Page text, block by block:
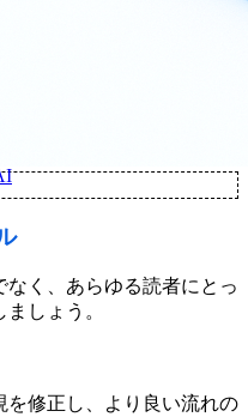
く、あらゆる読者にとっ
しょう。
を修正し、より良い流れの